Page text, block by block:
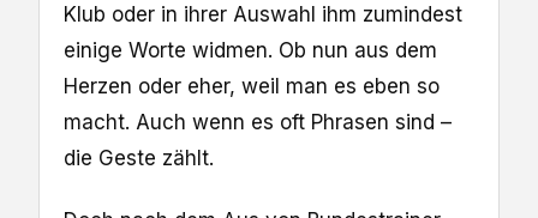
Klub oder in ihrer Auswahl ihm zumindest
einige Worte widmen. Ob nun aus dem
Herzen oder eher, weil man es eben so
macht. Auch wenn es oft Phrasen sind –
die Geste zählt.